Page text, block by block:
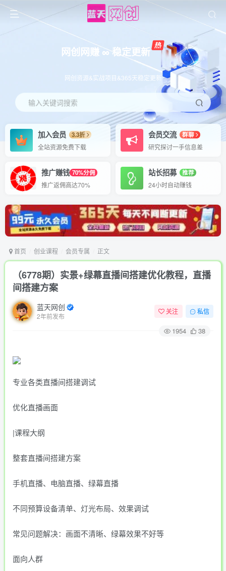
网创网赚 ∞ 稳定更新
网创资源&实战项目&365天稳定更新
输入关键词搜索
加入会员
3.3折
全站资源免费下载
会员交流
群聊
研究探讨一手信息差
推广赚钱 70%分佣
推广返佣高达70%
站长招募
推荐
24小时自动赚钱
首页 创业课程 会员专属 正文
（6778期）实景+绿幕直播间搭建优化教程，直播
间搭建方案
蓝天网创
2年前发布
关注 私信
1954 38
专业各类直播间搭建调试
优化直播画面
|课程大纲
整套直播间搭建方案
手机直播、电脑直播、绿幕直播
不同预算设备清单、灯光布局、效果调试
常见问题解决：画面不清晰、绿幕效果不好等
面向人群